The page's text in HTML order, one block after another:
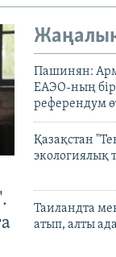
Пашинян:
ЕАЭО-ның
референдум
Қазақстан
экологиялық
Таиландта
атып, алты